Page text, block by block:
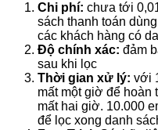
Chi phí: chưa tới
sách thanh toán
các khách hàng có
Độ chính xác: đảm
sau khi lọc
Thời gian xử lý: với
mất một giờ để hoàn
mất hai giờ. 10.000
để lọc xong danh